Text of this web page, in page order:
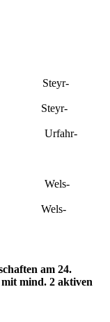
2
1
1
6
am 24.
mind. 2 aktiven